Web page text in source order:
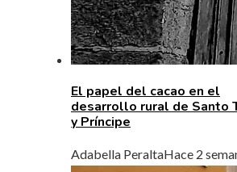
El papel del cacao en el
desarrollo rural de Santo
y Príncipe
Adabella PeraltaHace 2